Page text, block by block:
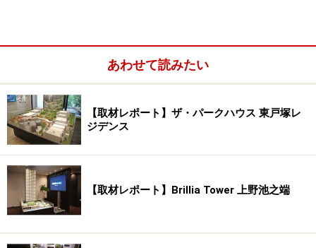
利便性は、高いロケーションです。
「クレヴィア文京小石川」の現地
「クレヴィア文京小石川」の現地は、南西道路にワイド
に面した開放的な場所。車通りも少なく落ち着いた印象
です。最寄り駅から5分の立地でありながら、落ち着い
た住環境は注目を集めている大きな要因でしょう。
あわせて読みたい
【取材レポート】ザ・パークハウス 東戸塚レ
ジデンス
【取材レポート】Brillia Tower 上野池之端